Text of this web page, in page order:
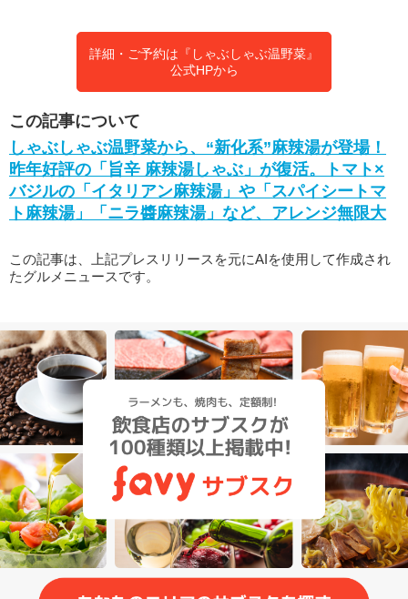
詳細・ご予約は『しゃぶしゃぶ温野菜』
公式HPから
この記事について
しゃぶしゃぶ温野菜から、“新化系”麻辣湯が登場！
昨年好評の「旨辛 麻辣湯しゃぶ」が復活。トマト×
バジルの「イタリアン麻辣湯」や「スパイシートマ
ト麻辣湯」「ニラ醬麻辣湯」など、アレンジ無限大
この記事は、上記プレスリリースを元にAIを使用して作成され
たグルメニュースです。